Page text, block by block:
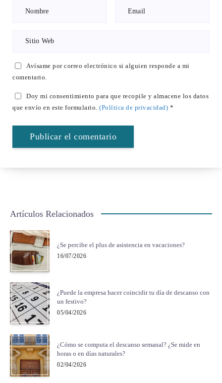
Avísame por correo electrónico si alguien responde a mi
comentario.
Doy mi consentimiento para que recopile y almacene los datos
que envío en este formulario. (Política de privacidad) *
Artículos Relacionados
¿Se percibe el plus de asistencia en vacaciones?
16/07/2026
¿Puede la empresa hacer coincidir tu día de descanso con
un festivo?
05/04/2026
¿Cómo se computa el descanso semanal? ¿Se mide en
horas o en días naturales?
02/04/2026